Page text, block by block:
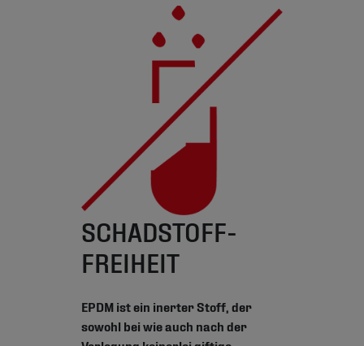
SCHADSTOFF-
FREIHEIT
EPDM ist ein inerter Stoff, der
sowohl bei wie auch nach der